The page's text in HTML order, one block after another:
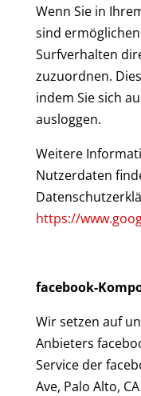
Wenn Sie in
sind
Surfverhalten
zuzuordnen.
indem Sie sich
ausloggen.
Weitere
Nutzerdaten
https://
facebook-
Wir setzen auf
Anbieters
Service der
Ave, Palo Alto,